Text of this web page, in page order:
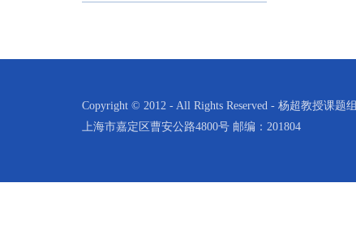
Copyright © 2012 - All Rights Reserved - 杨超教授课题组
上海市嘉定区曹安公路4800号 邮编：201804